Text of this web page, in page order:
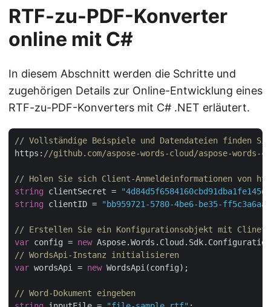
RTF-zu-PDF-Konverter
online mit C#
In diesem Abschnitt werden die Schritte und
zugehörigen Details zur Online-Entwicklung eines
RTF-zu-PDF-Konverters mit C# .NET erläutert.
// Vollständige Beispiele und Datendateien finden
https: //github.com/aspose-words-cloud/aspose-words-
// Holen Sie sich Client-Anmeldeinformationen von
string clientSecret =
string clientID = "bb959721-5780-4be6-be35-
// Erstellen Sie ein Konfigurationsobjekt mit
var config = new
// WordsApi-Instanz initialisieren
var wordsApi = new WordsApi(config);
// Word-Dokument eingeben